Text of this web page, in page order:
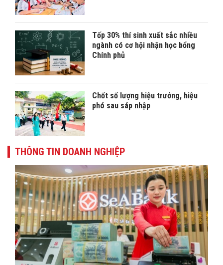
Tốp 30% thí sinh xuất sắc nhiều
ngành có cơ hội nhận học bổng
Chính phủ
Chốt số lượng hiệu trưởng, hiệu
phó sau sáp nhập
THÔNG TIN DOANH NGHIỆP